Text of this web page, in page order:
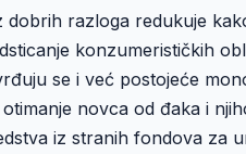
dobrih razloga redukuje
konzumerističkih
se i već postojeće
novca od đaka i
iz stranih fondova za